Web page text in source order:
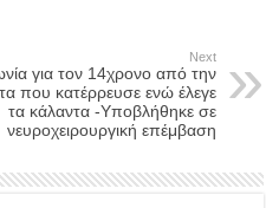
Next
για τον 14χρονο από την
που κατέρρευσε ενώ έλεγε
τα κάλαντα -Υποβλήθηκε σε
νευροχειρουργική επέμβαση